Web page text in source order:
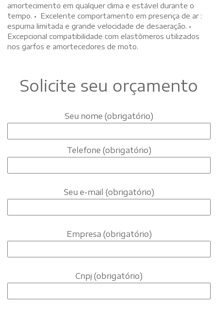
amortecimento em qualquer clima e estável durante o
tempo. • Excelente comportamento em presença de ar :
espuma limitada e grande velocidade de desaeração. •
Excepcional compatibilidade com elastômeros utilizados
nos garfos e amortecedores de moto.
Solicite seu orçamento
Seu nome (obrigatório)
Telefone (obrigatório)
Seu e-mail (obrigatório)
Empresa (obrigatório)
Cnpj (obrigatório)